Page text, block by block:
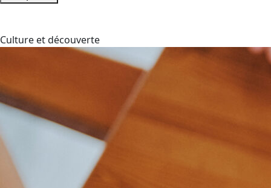
Culture et découverte